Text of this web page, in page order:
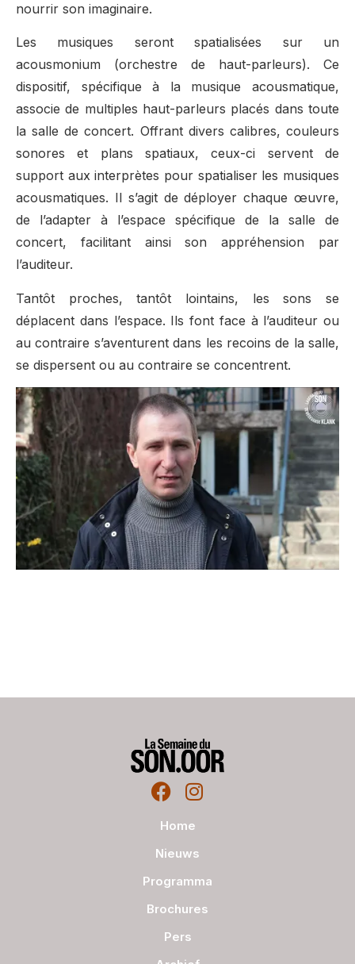
nourrir son imaginaire.
Les musiques seront spatialisées sur un
acousmonium (orchestre de haut-parleurs). Ce
dispositif, spécifique à la musique acousmatique,
associe de multiples haut-parleurs placés dans toute
la salle de concert. Offrant divers calibres, couleurs
sonores et plans spatiaux, ceux-ci servent de
support aux interprètes pour spatialiser les musiques
acousmatiques. Il s’agit de déployer chaque œuvre,
de l’adapter à l’espace spécifique de la salle de
concert, facilitant ainsi son appréhension par
l’auditeur.
Tantôt proches, tantôt lointains, les sons se
déplacent dans l’espace. Ils font face à l’auditeur ou
au contraire s’aventurent dans les recoins de la salle,
se dispersent ou au contraire se concentrent.
Home
Nieuws
Programma
Brochures
Pers